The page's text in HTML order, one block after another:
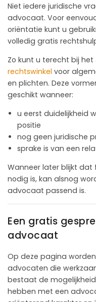
Niet iedere juridische
advocaat. Voor
oriëntatie kunt u
volledig gratis
Zo kunt u terecht bij het
rechtswinkel voor
en plichten. Deze
geschikt wanneer:
u eerst duidelijkheid
positie
nog geen juridische
sprake is van een
Wanneer later blijkt dat
nodig is, kan alsnog
advocaat passend is.
Een gratis
advocaat
Op deze pagina
advocaten die
bestaat de
hebben met een